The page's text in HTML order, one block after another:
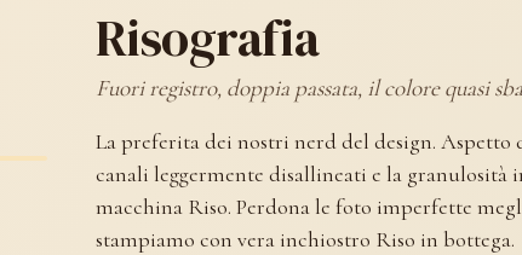
Risografia
Fuori registro, doppia passata, il colore quasi
La preferita dei nostri nerd del design. Aspetto
canali leggermente disallineati e la granulosità
macchina Riso. Perdona le foto imperfette
stampiamo con vera inchiostro Riso in bottega.